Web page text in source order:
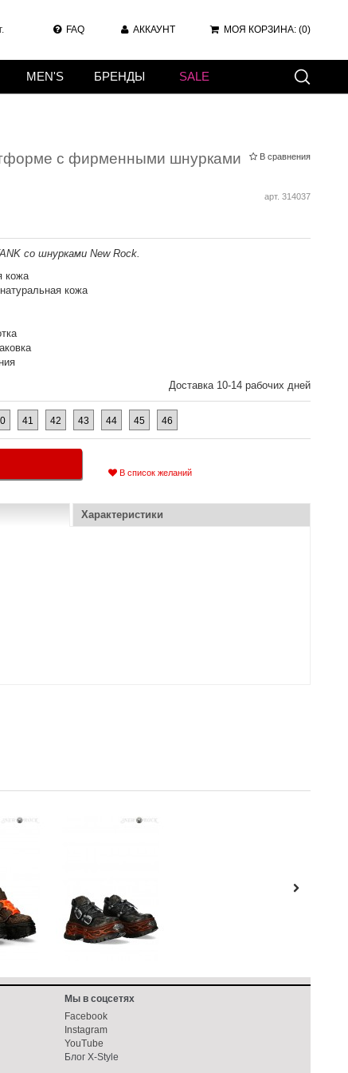
FAQ АККАУНТ МОЯ КОРЗИНА: (0)
В сравнения
с фирменными шнурками
арт. 314037
со шнурками New Rock.
кожа
кожа
Доставка 10-14 рабочих дней
41 42 43 44 45 46
В список желаний
Характеристики
MEN'S БРЕНДЫ SALE
Мы в соцсетях
Facebook
Instagram
YouTube
Блог X-Style